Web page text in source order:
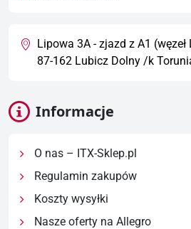
Lipowa 3A - zjazd z A1 (węzeł
87-162 Lubicz Dolny /k
Informacje
O nas – ITX-Sklep.pl
Regulamin zakupów
Koszty wysyłki
Nasze oferty na Allegro